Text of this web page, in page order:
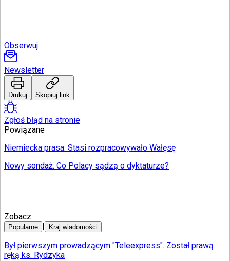
Muzyka
Aktualności
Koncerty
Recenzje
Kultura
Sztuka
Teatr
Magia
gazetaprawna.pl
Forsal.pl
ZdrowieGO.pl
Obserwuj
Newsletter
Drukuj Skopiuj link
Zgłoś błąd na stronie
Powiązane
Niemiecka prasa: Stasi rozpracowywało Wałęsę
Nowy sondaż. Co Polacy sądzą o dyktaturze?
Zobacz
Popularne Kraj wiadomości
Był pierwszym prowadzącym "Teleexpress". Został prawą
ręką ks. Rydzyka